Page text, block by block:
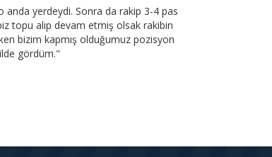
anda yerdeydi. Sonra da rakip 3-4 pas
topu alıp devam etmiş olsak rakibin
bizim kapmış olduğumuz pozisyon
gördüm."